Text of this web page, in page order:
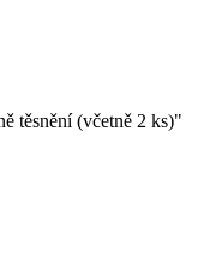
těsnění (včetně 2 ks)"